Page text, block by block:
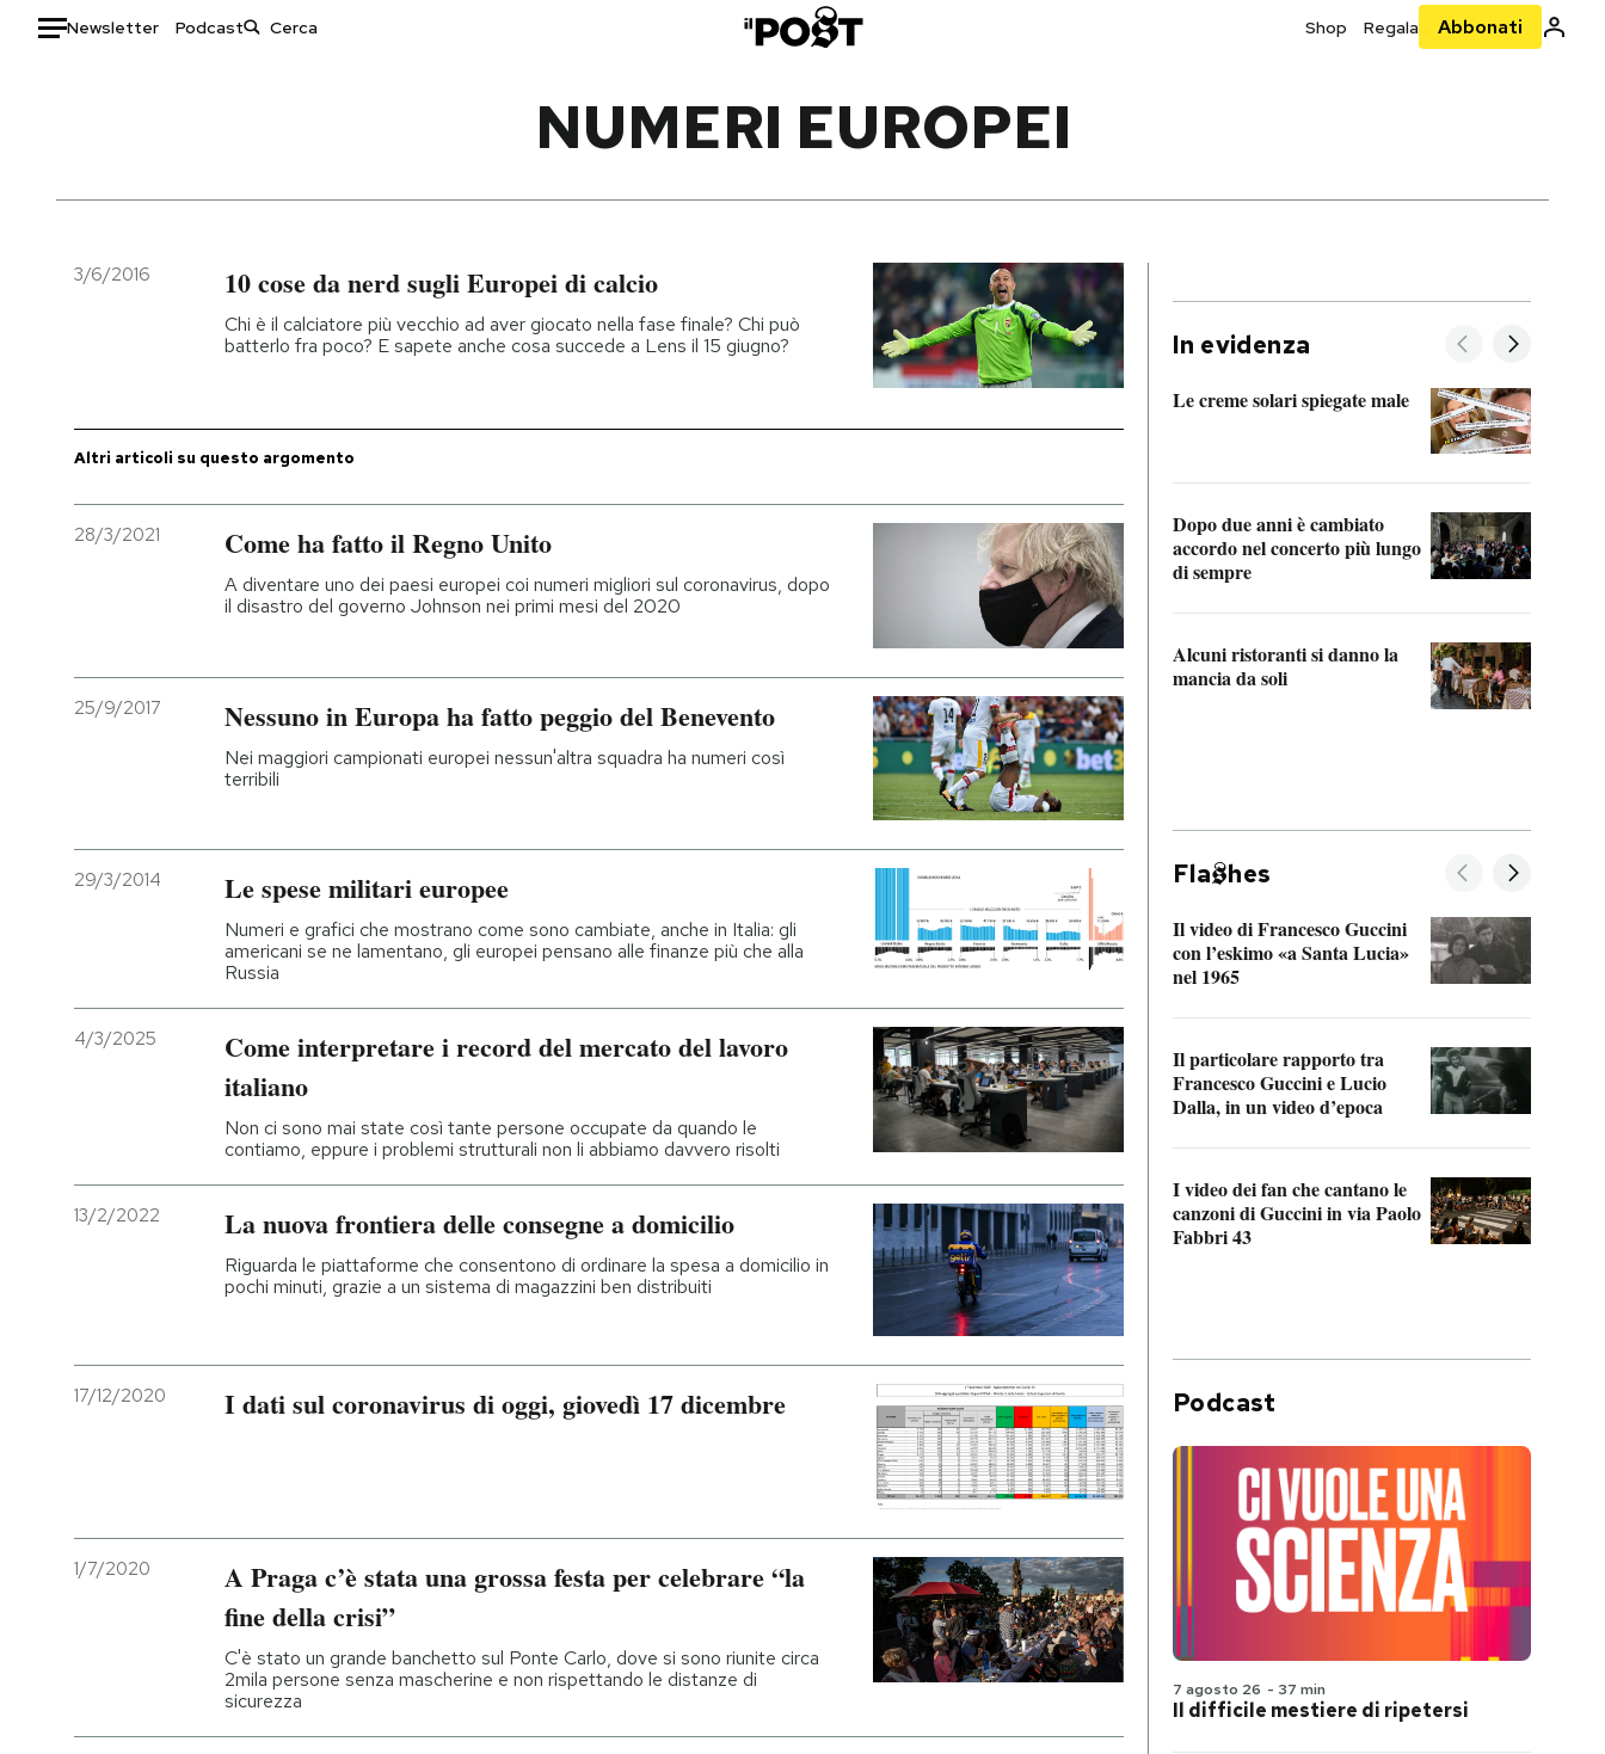
Newsletter Podcast Shop Regala Abbonati
Italia
Politica
Moda
Ok Boomer!
CALENDARIO
AREA PERSONALE
NUMERI EUROPEI
3/6/2016 10 cose da nerd sugli Europei di calcio
Chi è il calciatore più vecchio ad aver giocato nella fase finale? Chi può
batterlo fra poco? E sapete anche cosa succede a Lens il 15 giugno?
Altri articoli su questo argomento
28/3/2021 Come ha fatto il Regno Unito
A diventare uno dei paesi europei coi numeri migliori sul coronavirus, dopo
il disastro del governo Johnson nei primi mesi del 2020
25/9/2017 Nessuno in Europa ha fatto peggio del Benevento
Nei maggiori campionati europei nessun'altra squadra ha numeri così
terribili
29/3/2014 Le spese militari europee
Numeri e grafici che mostrano come sono cambiate, anche in Italia: gli
americani se ne lamentano, gli europei pensano alle finanze più che alla
Russia
4/3/2025
Come interpretare i record del mercato del lavoro
italiano
Non ci sono mai state così tante persone occupate da quando le
contiamo, eppure i problemi strutturali non li abbiamo davvero risolti
13/2/2022 La nuova frontiera delle consegne a domicilio
Riguarda le piattaforme che consentono di ordinare la spesa a domicilio in
pochi minuti, grazie a un sistema di magazzini ben distribuiti
17/12/2020 I dati sul coronavirus di oggi, giovedì 17 dicembre
1/7/2020
A Praga c’è stata una grossa festa per celebrare “la
fine della crisi”
C'è stato un grande banchetto sul Ponte Carlo, dove si sono riunite circa
2mila persone senza mascherine e non rispettando le distanze di
sicurezza
In evidenza
Le creme solari spiegate male
Dopo due anni è cambiato
accordo nel concerto più lungo
di sempre
Alcuni ristoranti si danno la
mancia da soli
Fla hes
Il video di Francesco Guccini
con l’eskimo «a Santa Lucia»
nel 1965
Il particolare rapporto tra
Francesco Guccini e Lucio
Dalla, in un video d’epoca
I video dei fan che cantano le
canzoni di Guccini in via Paolo
Fabbri 43
Podcast
7 agosto 26 - 37 min
Il difficile mestiere di ripetersi